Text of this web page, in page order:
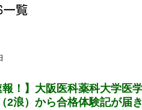
報！】大阪医科薬科大学医
2浪）から合格体験記が届